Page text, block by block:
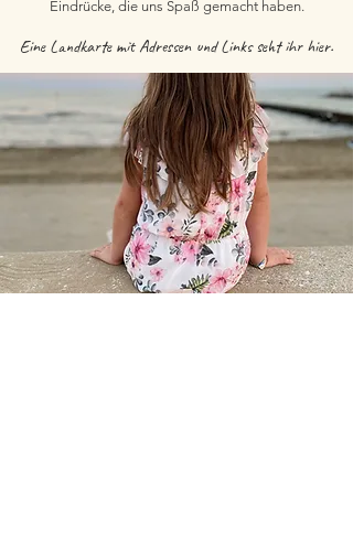
Eindrücke, die uns Spaß gemacht haben.
Eine Landkarte mit Adressen und Links seht ihr hier.